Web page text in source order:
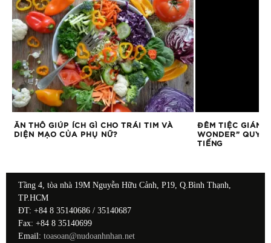
ĂN THÔ GIÚP ÍCH GÌ CHO TRÁI TIM VÀ
DIỆN MẠO CỦA PHỤ NỮ?
ĐÊM TIỆC GIÁNG
WONDER” QUY
TIẾNG
Tầng 4, tòa nhà 19M Nguyễn Hữu Cảnh, P19, Q.Bình Thạnh,
TP.HCM
ĐT: +84 8 35140686 / 35140687
Fax: +84 8 35140699
Email: toasoan@nudoanhnhan.net